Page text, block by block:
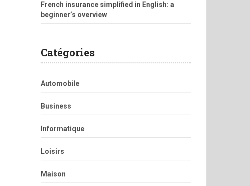
French insurance simplified in English: a
beginner’s overview
Catégories
Automobile
Business
Informatique
Loisirs
Maison